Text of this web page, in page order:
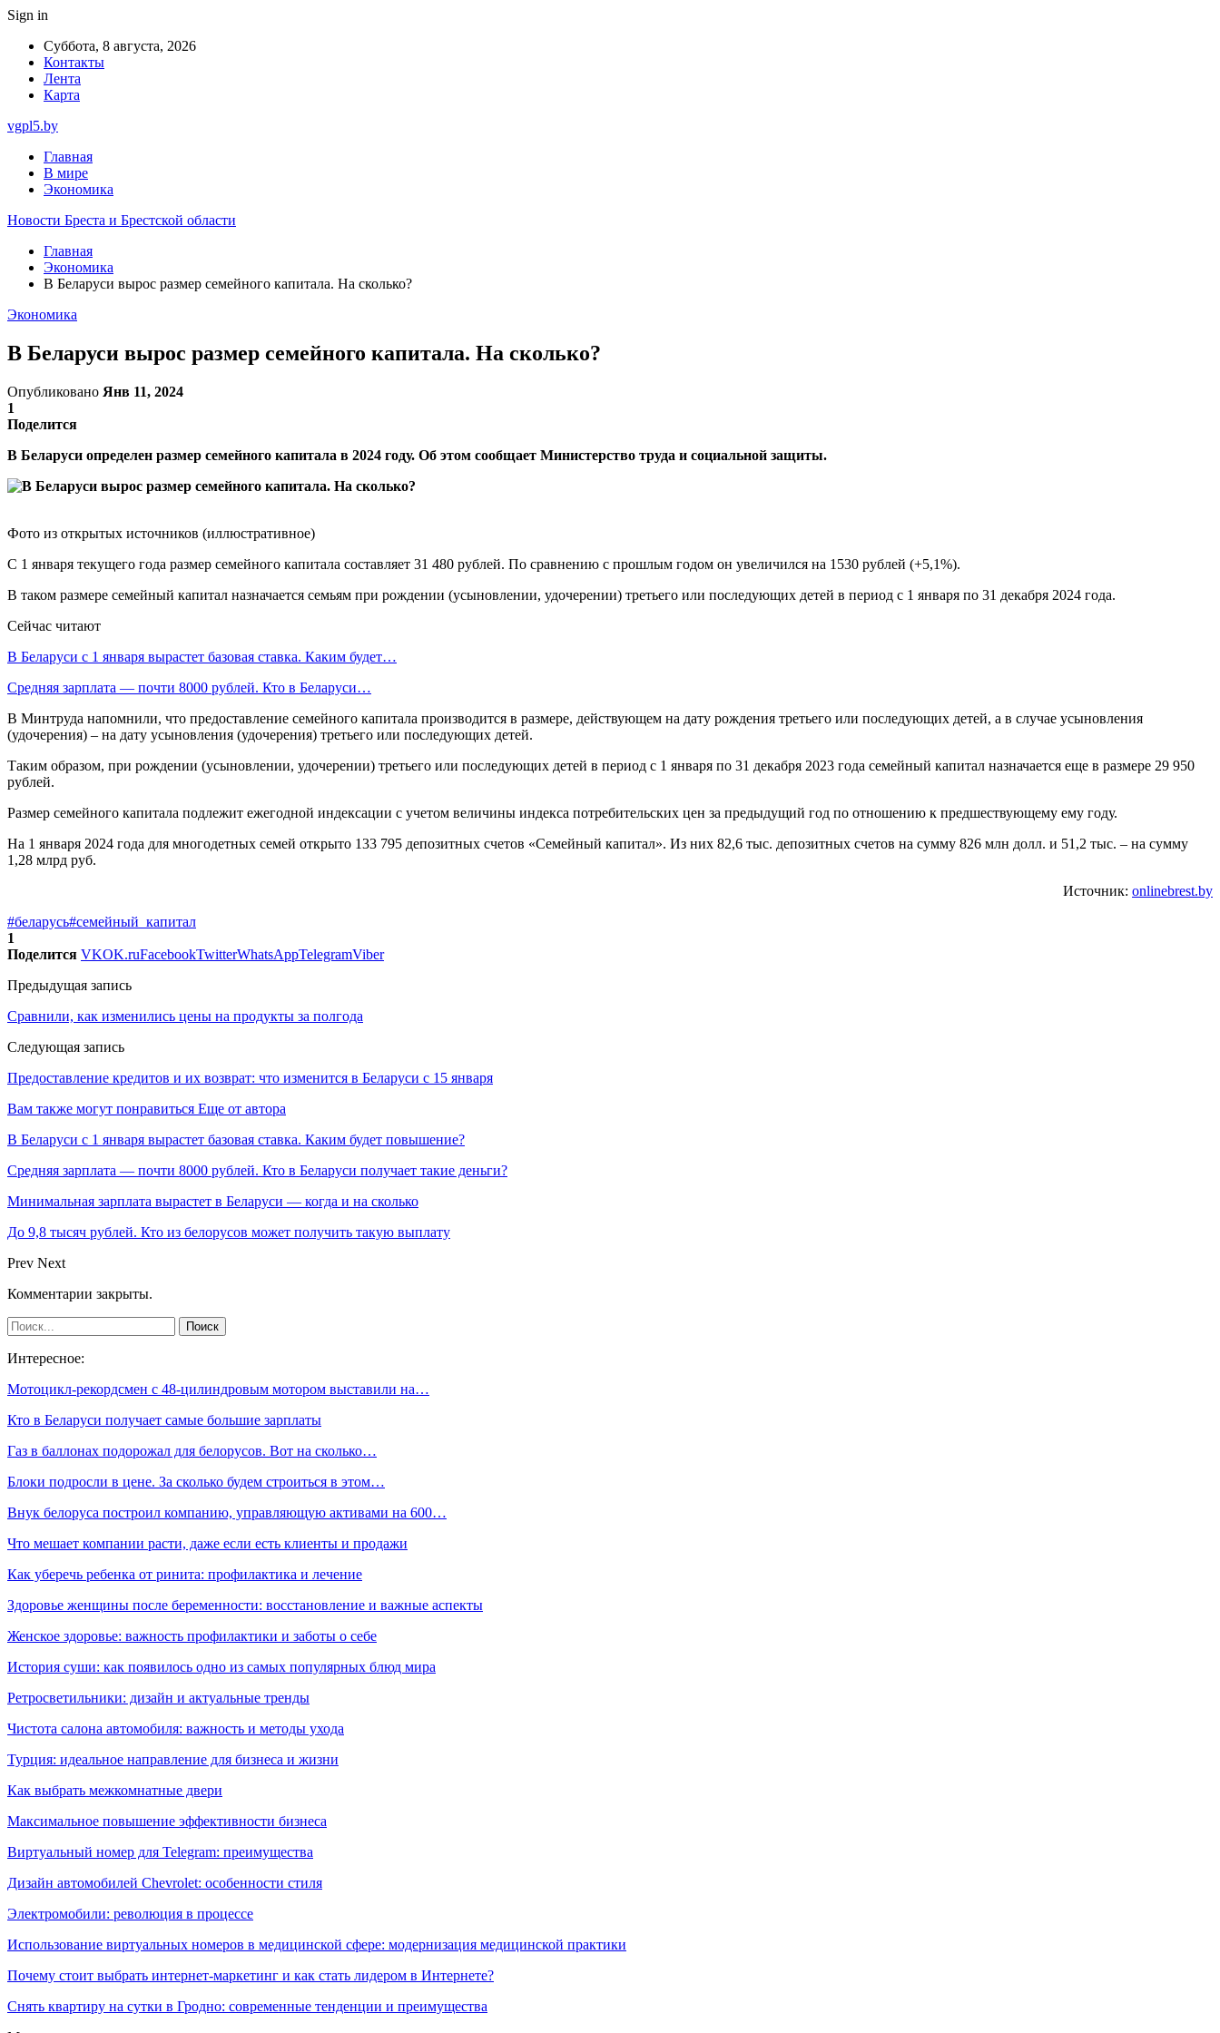
Sign in
Суббота, 8 августа, 2026
Контакты
Лента
Карта
vgpl5.by
Главная
В мире
Экономика
Новости Бреста и Брестской области
Главная
Экономика
В Беларуси вырос размер семейного капитала. На сколько?
Экономика
В Беларуси вырос размер семейного капитала. На сколько?
Опубликовано Янв 11, 2024
1
Поделится
В Беларуси определен размер семейного капитала в 2024 году. Об этом сообщает Министерство труда и социальной защиты.
Фото из открытых источников (иллюстративное)
С 1 января текущего года размер семейного капитала составляет 31 480 рублей. По сравнению с прошлым годом он увеличился на 1530 рублей (+5,1%).
В таком размере семейный капитал назначается семьям при рождении (усыновлении, удочерении) третьего или последующих детей в период с 1 января по 31 декабря 2024 года.
Сейчас читают
В Беларуси с 1 января вырастет базовая ставка. Каким будет…
Средняя зарплата — почти 8000 рублей. Кто в Беларуси…
В Минтруда напомнили, что предоставление семейного капитала производится в размере, действующем на дату рождения третьего или последующих детей, а в случае усыновления
(удочерения) – на дату усыновления (удочерения) третьего или последующих детей.
Таким образом, при рождении (усыновлении, удочерении) третьего или последующих детей в период с 1 января по 31 декабря 2023 года семейный капитал назначается еще в размере 29 950
рублей.
Размер семейного капитала подлежит ежегодной индексации с учетом величины индекса потребительских цен за предыдущий год по отношению к предшествующему ему году.
На 1 января 2024 года для многодетных семей открыто 133 795 депозитных счетов «Семейный капитал». Из них 82,6 тыс. депозитных счетов на сумму 826 млн долл. и 51,2 тыс. – на сумму
1,28 млрд руб.
Источник: onlinebrest.by
#беларусь#семейный_капитал
1
Поделится VKOK.ruFacebookTwitterWhatsAppTelegramViber
Предыдущая запись
Сравнили, как изменились цены на продукты за полгода
Следующая запись
Предоставление кредитов и их возврат: что изменится в Беларуси с 15 января
Вам также могут понравиться Еще от автора
В Беларуси с 1 января вырастет базовая ставка. Каким будет повышение?
Средняя зарплата — почти 8000 рублей. Кто в Беларуси получает такие деньги?
Минимальная зарплата вырастет в Беларуси — когда и на сколько
До 9,8 тысяч рублей. Кто из белорусов может получить такую выплату
Prev Next
Комментарии закрыты.
Интересное:
Мотоцикл-рекордсмен с 48-цилиндровым мотором выставили на…
Кто в Беларуси получает самые большие зарплаты
Газ в баллонах подорожал для белорусов. Вот на сколько…
Блоки подросли в цене. За сколько будем строиться в этом…
Внук белоруса построил компанию, управляющую активами на 600…
Что мешает компании расти, даже если есть клиенты и продажи
Как уберечь ребенка от ринита: профилактика и лечение
Здоровье женщины после беременности: восстановление и важные аспекты
Женское здоровье: важность профилактики и заботы о себе
История суши: как появилось одно из самых популярных блюд мира
Ретросветильники: дизайн и актуальные тренды
Чистота салона автомобиля: важность и методы ухода
Турция: идеальное направление для бизнеса и жизни
Как выбрать межкомнатные двери
Максимальное повышение эффективности бизнеса
Виртуальный номер для Telegram: преимущества
Дизайн автомобилей Chevrolet: особенности стиля
Электромобили: революция в процессе
Использование виртуальных номеров в медицинской сфере: модернизация медицинской практики
Почему стоит выбрать интернет-маркетинг и как стать лидером в Интернете?
Снять квартиру на сутки в Гродно: современные тенденции и преимущества